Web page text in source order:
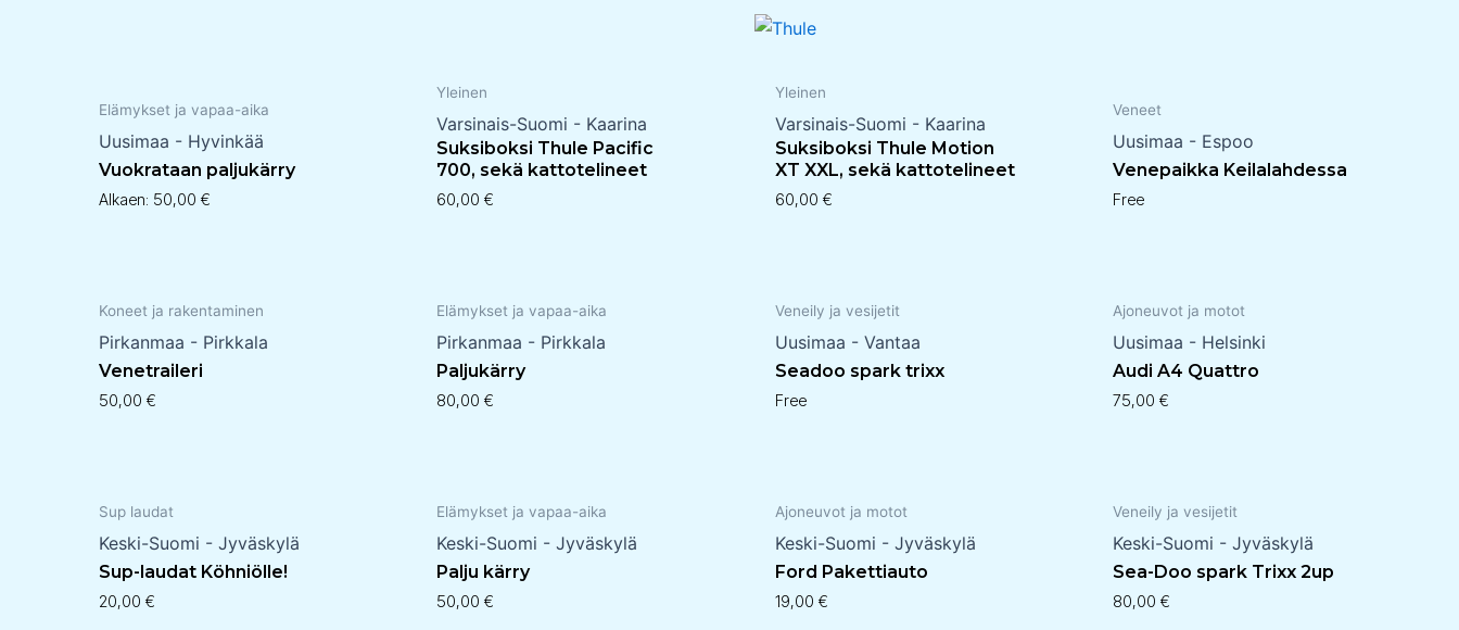
Elämykset ja vapaa-aika
Uusimaa - Hyvinkää
Vuokrataan paljukärry
Alkaen: 50,00€
Yleinen
Varsinais-Suomi - Kaarina
Suksiboksi Thule Pacific
700, sekä kattotelineet
60,00€
Yleinen
Varsinais-Suomi - Kaarina
Suksiboksi Thule Motion
XT XXL, sekä kattotelineet
60,00 €
Veneet
Uusimaa - Espoo
Venepaikka Keilalahdessa
Free
Koneet ja rakentaminen
Pirkanmaa - Pirkkala
Venetraileri
50,00€
Elämykset ja vapaa-aika
Pirkanmaa - Pirkkala
Paljukärry
80,00€
Veneily ja vesijetit
Uusimaa - Vantaa
Seadoo spark trixx
Free
Ajoneuvot ja motot
Uusimaa - Helsinki
Audi A4 Quattro
75,00 €
Sup laudat
Keski-Suomi - Jyväskylä
Sup-laudat Köhniölle!
20,00€
Elämykset ja vapaa-aika
Keski-Suomi - Jyväskylä
Palju kärry
50,00€
Ajoneuvot ja motot
Keski-Suomi - Jyväskylä
Ford Pakettiauto
19,00 €
Veneily ja vesijetit
Keski-Suomi - Jyväskylä
Sea-Doo spark Trixx 2up
80,00 €